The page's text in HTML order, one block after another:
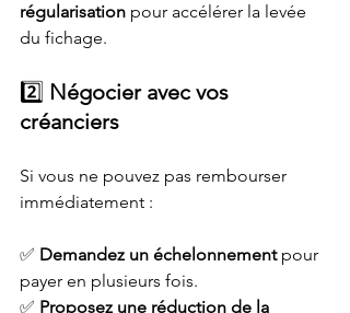
régularisation pour accélérer la levée
du fichage.
2️⃣ Négocier avec vos
créanciers
Si vous ne pouvez pas rembourser
immédiatement :
✅ Demandez un échelonnement pour
payer en plusieurs fois.
✅ Proposez une réduction de la